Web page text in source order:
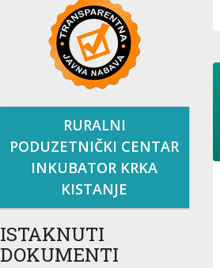
RURALNI
PODUZETNIČKI CENTAR
INKUBATOR KRKA
KISTANJE
ISTAKNUTI
DOKUMENTI